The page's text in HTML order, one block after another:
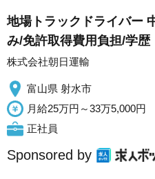
地場トラックドライバー
み/免許取得費用負担/学歴
株式会社朝日運輸
富山県 射水市
月給25万円～33万5,000円
正社員
Sponsored by